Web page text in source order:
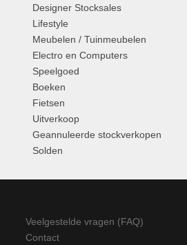
Designer Stocksales
Lifestyle
Meubelen / Tuinmeubelen
Electro en Computers
Speelgoed
Boeken
Fietsen
Uitverkoop
Geannuleerde stockverkopen
Solden
Veelgestelde vragen (FAQ)
Contact